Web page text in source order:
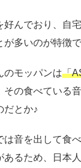
好んでおり、自
が多いのが特徴
のモッパンは「
その食べている
だとか♪
は音を出して食
あるため、日本